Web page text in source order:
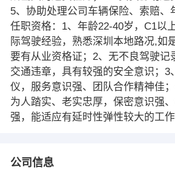
5、协助处理公司车辆保险、索赔、
任职资格：1、年龄22-40岁，C1以
际驾驶经验，熟悉深圳本地路况,如
要有从业资格证；2、无不良驾驶记
交通违章，具有较强的安全意识；3
仪，服务意识强、团队合作精神佳；
为人踏实、老实忠厚，保密意识强
强，能适应有延时性弹性较大的工作
公司信息